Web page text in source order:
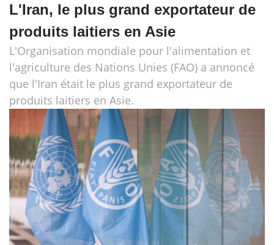
L'Iran, le plus grand exportateur de
produits laitiers en Asie
L'Organisation mondiale pour l'alimentation et
l'agriculture des Nations Unies (FAO) a annoncé
que l'Iran était le plus grand exportateur de
produits laitiers en Asie.